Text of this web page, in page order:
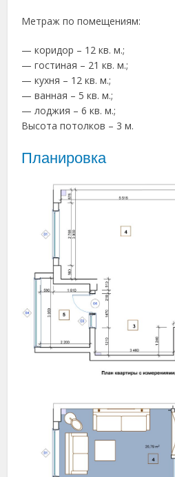
Метраж по помещениям:
— коридор – 12 кв. м.;
— гостиная – 21 кв. м.;
— кухня – 12 кв. м.;
— ванная – 5 кв. м.;
— лоджия – 6 кв. м.;
Высота потолков – 3 м.
Планировка